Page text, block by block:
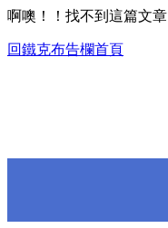
啊噢！！找不到這篇文章
回鐵克布告欄首頁